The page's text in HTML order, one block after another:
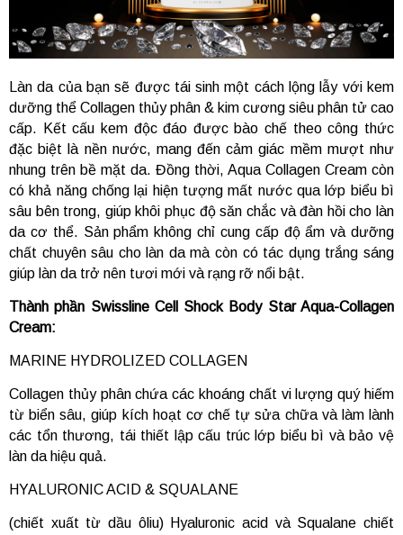
Làn da của bạn sẽ được tái sinh một cách lộng lẫy với kem
dưỡng thể Collagen thủy phân & kim cương siêu phân tử cao
cấp. Kết cấu kem độc đáo được bào chế theo công thức
đặc biệt là nền nước, mang đến cảm giác mềm mượt như
nhung trên bề mặt da. Đồng thời, Aqua Collagen Cream còn
có khả năng chống lại hiện tượng mất nước qua lớp biểu bì
sâu bên trong, giúp khôi phục độ săn chắc và đàn hồi cho làn
da cơ thể. Sản phẩm không chỉ cung cấp độ ẩm và dưỡng
chất chuyên sâu cho làn da mà còn có tác dụng trắng sáng
giúp làn da trở nên tươi mới và rạng rỡ nổi bật.
Thành phần Swissline Cell Shock Body Star Aqua-Collagen
Cream:
MARINE HYDROLIZED COLLAGEN
Collagen thủy phân chứa các khoáng chất vi lượng quý hiếm
từ biển sâu, giúp kích hoạt cơ chế tự sửa chữa và làm lành
các tổn thương, tái thiết lập cấu trúc lớp biểu bì và bảo vệ
làn da hiệu quả.
HYALURONIC ACID & SQUALANE
(chiết xuất từ dầu ôliu) Hyaluronic acid và Squalane chiết